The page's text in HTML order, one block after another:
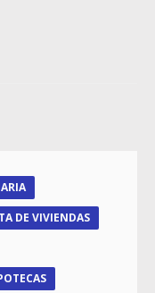
DE VIVIENDAS